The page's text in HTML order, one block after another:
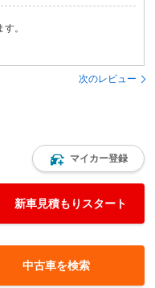
。
次のレビュー
マイカー登録
新車見積もりスタート
中古車を検索